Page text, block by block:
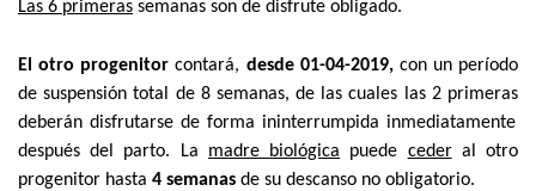
Las 6 primeras semanas son de disfrute obligado.
El otro progenitorcontará, desde 01-04-2019, con un período
de suspensión total de 8 semanas, de las cuales las 2 primeras
deberán disfrutarse de forma ininterrumpida inmediatamente
después del parto. La madre biológica puede ceder al otro
progenitor hasta 4 semanas de su descanso no obligatorio.